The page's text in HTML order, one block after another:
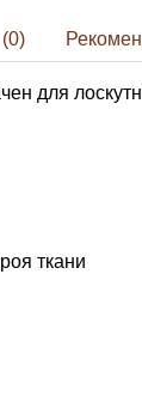
для
ткани